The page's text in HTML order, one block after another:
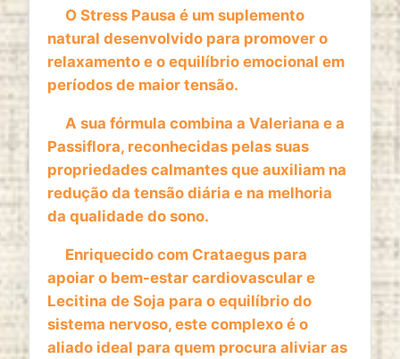
O Stress Pausa é um suplemento
natural desenvolvido para promover o
relaxamento e o equilíbrio emocional em
períodos de maior tensão.
A sua fórmula combina a Valeriana e a
Passiflora, reconhecidas pelas suas
propriedades calmantes que auxiliam na
redução da tensão diária e na melhoria
da qualidade do sono.
Enriquecido com Crataegus para
apoiar o bem-estar cardiovascular e
Lecitina de Soja para o equilíbrio do
sistema nervoso, este complexo é o
aliado ideal para quem procura aliviar as
ESTATISTICAS
Cookies de estatísticas recolhem informação de
forma anónima. Estes dados ajudam-nos a
compreender como os visitantes utilizam o nosso
Google Analytics
Name:
_ga, _ga_*
Google LLC
Purpose:
Análise estatística anónima da utilização do
website